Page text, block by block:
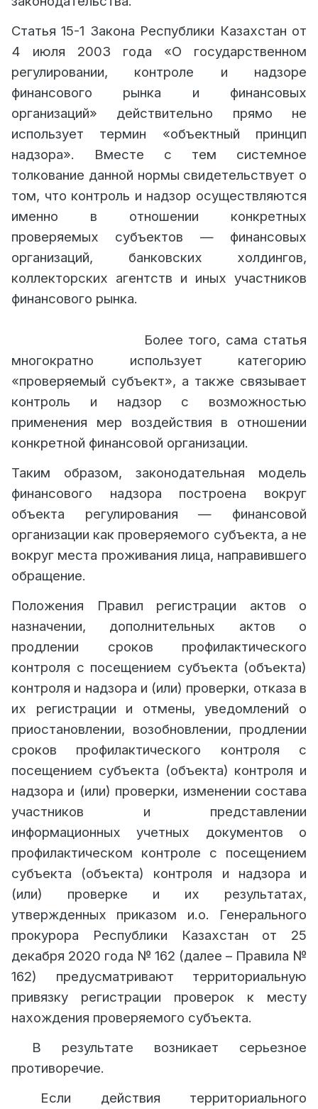
Статья 15-1 Закона Республики Казахстан от
4 июля 2003 года «О государственном
регулировании, контроле и надзоре
финансового рынка и финансовых
организаций» действительно прямо не
использует термин «объектный принцип
надзора». Вместе с тем системное
толкование данной нормы свидетельствует о
том, что контроль и надзор осуществляются
именно в отношении конкретных
проверяемых субъектов — финансовых
организаций, банковских холдингов,
коллекторских агентств и иных участников
финансового рынка.
Более того, сама статья
многократно использует категорию
«проверяемый субъект», а также связывает
контроль и надзор с возможностью
применения мер воздействия в отношении
конкретной финансовой организации.
Таким образом, законодательная модель
финансового надзора построена вокруг
объекта регулирования — финансовой
организации как проверяемого субъекта, а не
вокруг места проживания лица, направившего
обращение.
Положения Правил регистрации актов о
назначении, дополнительных актов о
продлении сроков профилактического
контроля с посещением субъекта (объекта)
контроля и надзора и (или) проверки, отказа в
их регистрации и отмены, уведомлений о
приостановлении, возобновлении, продлении
сроков профилактического контроля с
посещением субъекта (объекта) контроля и
надзора и (или) проверки, изменении состава
участников и представлении
информационных учетных документов о
профилактическом контроле с посещением
субъекта (объекта) контроля и надзора и
(или) проверке и их результатах,
утвержденных приказом и.о. Генерального
прокурора Республики Казахстан от 25
декабря 2020 года № 162 (далее – Правила №
162) предусматривают территориальную
привязку регистрации проверок к месту
нахождения проверяемого субъекта.
В результате возникает серьезное
противоречие.
Если действия территориального